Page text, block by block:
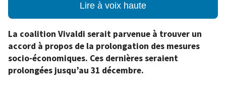
Lire à voix haute
La coalition Vivaldi serait parvenue à trouver un
accord à propos de la prolongation des mesures
socio-économiques. Ces dernières seraient
prolongées jusqu’au 31 décembre.